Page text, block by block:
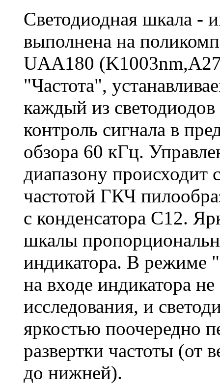
Светодиодная шкала -
выполнена на
UAA180
"Частота",
каждый из
контроль сигнала в
обзора 60 кГц.
диапазону происходит
частотой ГКЧ
с конденсатора С12.
шкалы
индикатора. В режиме
на входе индикатора не
исследования, и
яркостью поочередно
развертки частоты (от
до нижней).